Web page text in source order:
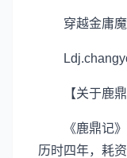
穿越金庸魔
【关于鹿鼎
《鹿鼎记》
历时四年，耗